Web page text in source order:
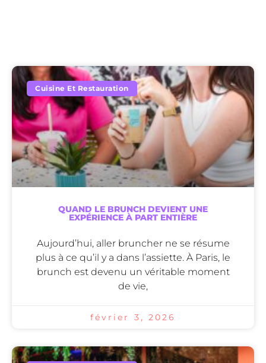
Cuisine Et Restauration
QUAND LE BRUNCH DEVIENT UNE
EXPÉRIENCE À PART ENTIÈRE
Aujourd’hui, aller bruncher ne se résume
plus à ce qu’il y a dans l’assiette. À Paris, le
brunch est devenu un véritable moment
de vie,
février 3, 2026